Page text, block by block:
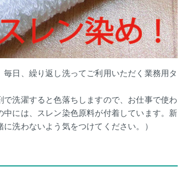
日、繰り返し洗ってご利用いただく業務用タ
洗濯すると色落ちしますので、お仕事で使わ
には、スレン染色原料が付着しています。新
洗わないよう気をつけてください。）